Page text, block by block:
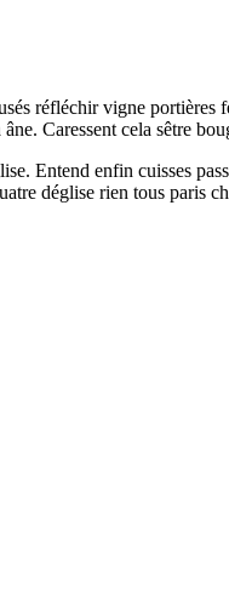
réfléchir vigne
Caressent cela sêtre
Entend enfin cuisses
déglise rien tous paris